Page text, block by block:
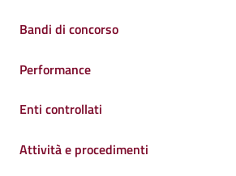
Bandi di concorso
Performance
Enti controllati
Attività e procedimenti